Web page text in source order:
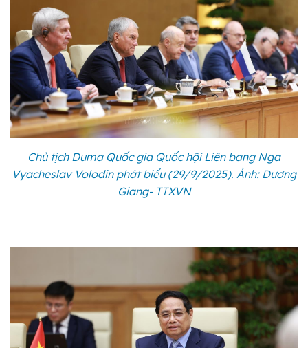
Chủ tịch Duma Quốc gia Quốc hội Liên bang Nga
Vyacheslav Volodin phát biểu (29/9/2025). Ảnh: Dương
Giang- TTXVN